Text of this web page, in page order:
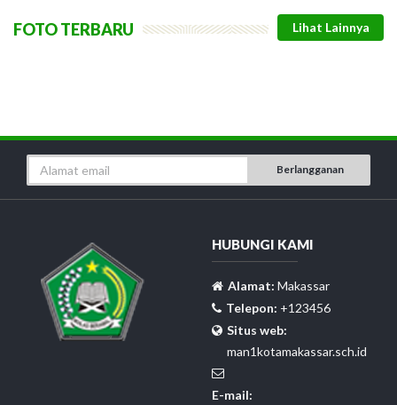
FOTO TERBARU
Berlangganan
HUBUNGI KAMI
Alamat: Makassar
Telepon: +123456
Situs web:
man1kotamakassar.sch.id
E-mail: